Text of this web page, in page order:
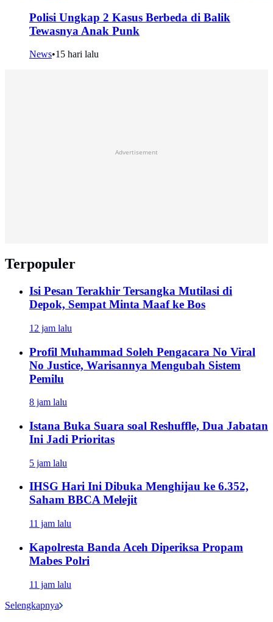
Polisi Ungkap 2 Kasus Berbeda di Balik
Tewasnya Anak Punk
News•15 hari lalu
Advertisement
Terpopuler
Isi Pesan Terakhir Tersangka Mutilasi di
Depok, Sempat Minta Maaf ke Bos
12 jam lalu
Profil Muhammad Soleh Pengacara No Viral
No Justice, Warisannya Mengubah Sistem
Pemilu
8 jam lalu
Istana Buka Suara soal Reshuffle, Dua Jabatan
Ini Jadi Prioritas
5 jam lalu
IHSG Hari Ini Dibuka Menghijau ke 6.352,
Saham BBCA Melejit
11 jam lalu
Kapolresta Banda Aceh Diperiksa Propam
Mabes Polri
11 jam lalu
Selengkapnya